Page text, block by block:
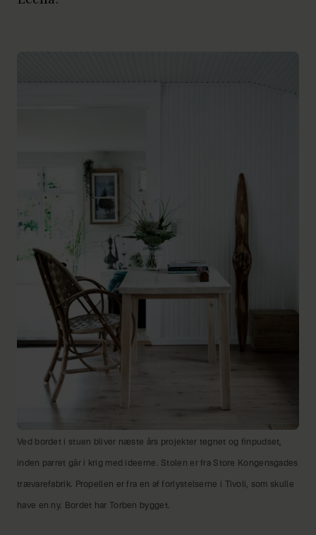
Ved bordet i stuen bliver næste års projekter tegnet og finpudset,
inden parret går i krig med ideerne. Stolen er fra Store Kongensgades
trævarefabrik. Propellen er fra en af forlystelserne i Tivoli, som skulle
have en ny. Bordet har Torben bygget.